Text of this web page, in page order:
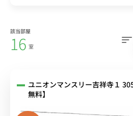
該当部屋
16 室
ユニオンマンスリー吉祥寺１
無料】